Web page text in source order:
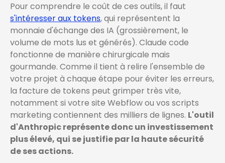
Pour comprendre le coût de ces outils, il faut
s'intéresser aux tokens, qui représentent la
monnaie d'échange des IA (grossièrement, le
volume de mots lus et générés). Claude code
fonctionne de manière chirurgicale mais
gourmande. Comme il tient à relire l'ensemble de
votre projet à chaque étape pour éviter les erreurs,
la facture de tokens peut grimper très vite,
notamment si votre site Webflow ou vos scripts
marketing contiennent des milliers de lignes. L'outil
d'Anthropic représente donc un investissement
plus élevé, qui se justifie par la haute sécurité
de ses actions.